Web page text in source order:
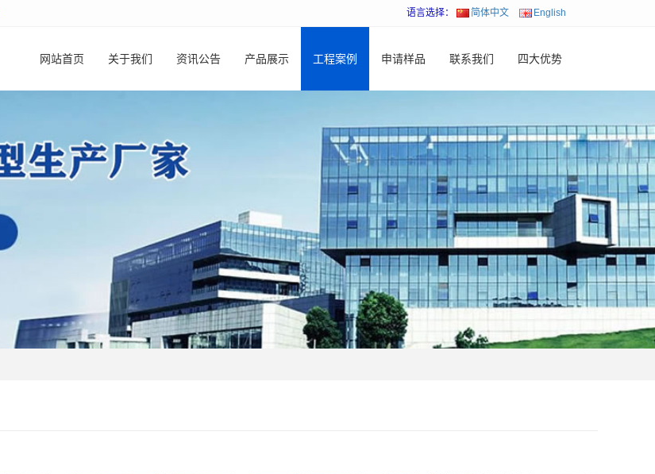
语言选择： 简体中文 English
网站首页 关于我们 资讯公告 产品展示 工程案例 申请样品 联系我们 四大优势